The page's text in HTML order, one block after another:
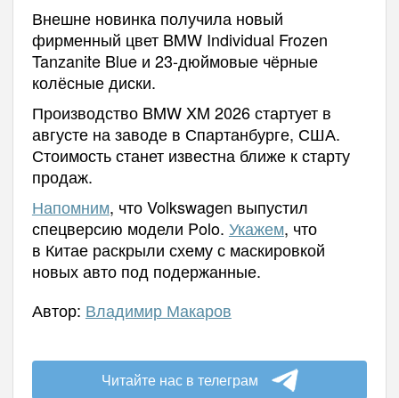
Внешне новинка получила новый
фирменный цвет BMW Individual Frozen
Tanzanite Blue и 23-дюймовые чёрные
колёсные диски.
Производство BMW XM 2026 стартует в
августе на заводе в Спартанбурге, США.
Стоимость станет известна ближе к старту
продаж.
Напомним, что Volkswagen выпустил
спецверсию модели Polo. Укажем, что
в Китае раскрыли схему с маскировкой
новых авто под подержанные.
Автор: Владимир Макаров
Читайте нас в телеграм